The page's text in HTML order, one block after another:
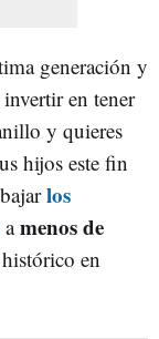
generación y
en tener
y quieres
hijos este fin
los
amenos de
en